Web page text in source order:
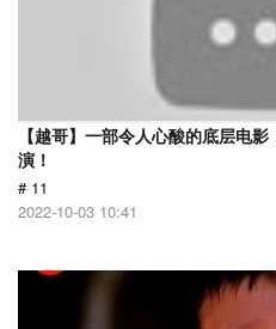
【越哥】一部令人心酸的底层电
演！
# 11
2022-10-03 10:41